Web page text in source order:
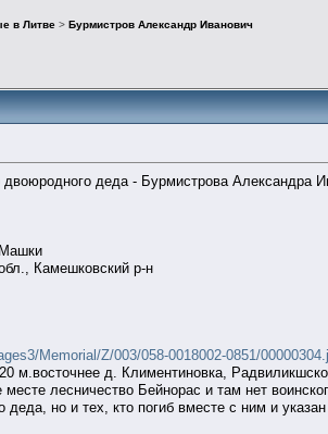
в Литве > Бурмистров Александр Иванович
деда - Бурмистрова Александра
Камешковский р-н
Memorial/Z/003/058-0018002-0851/
м.восточнее д. Климентиновка,
лесничество Бейнорас и там нет
но и тех, кто погиб вместе с ним и